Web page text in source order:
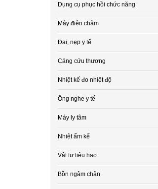
Dụng cụ phục hồi chức năng
Máy điện châm
Đai, nẹp y tế
Cáng cứu thương
Nhiệt kế đo nhiệt độ
Ống nghe y tế
Máy ly tâm
Nhiệt ẩm kế
Vật tư tiêu hao
Bồn ngâm chân